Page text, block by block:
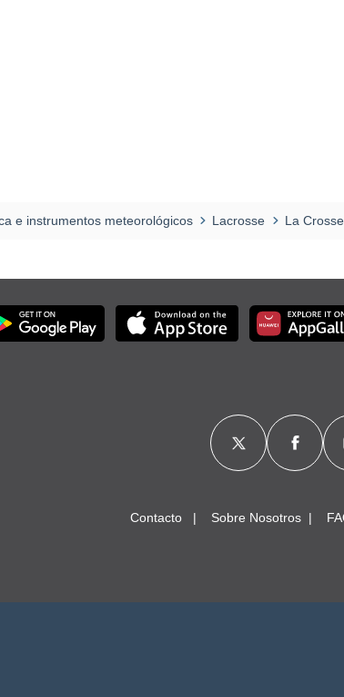
e instrumentos meteorológicos Lacrosse La
Contacto Sobre Nosotros